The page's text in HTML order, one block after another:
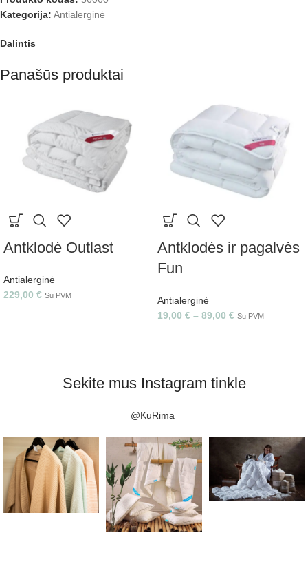
Kategorija: Antialerginė
Dalintis
Panašūs produktai
Antklodė Outlast
Antialerginė
229,00 € Su PVM
Antklodės ir pagalvės
Fun
Antialerginė
19,00 € – 89,00 € Su PVM
Sekite mus Instagram tinkle
@KuRima